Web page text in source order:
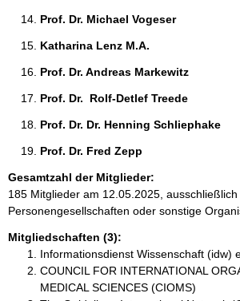
Prof. Dr. Michael Vogeser
Katharina Lenz M.A.
Prof. Dr. Andreas Markewitz
Prof. Dr.  Rolf-Detlef Treede
Prof. Dr. Dr. Henning Schliephake
Prof. Dr. Fred Zepp
Gesamtzahl der Mitglieder:
185 Mitglieder am 12.05.2025, ausschließlich
Personengesellschaften oder sonstige
Mitgliedschaften (3):
Informationsdienst Wissenschaft (idw)
COUNCIL FOR INTERNATIONAL
MEDICAL SCIENCES (CIOMS)